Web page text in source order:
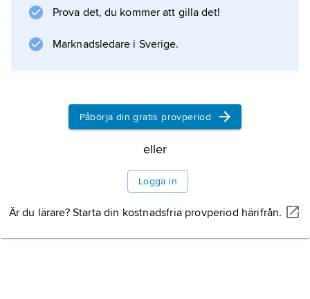
Prova det, du kommer att gilla det!
Marknadsledare i Sverige.
Påbörja din gratis provperiod
eller
Logga in
Är du lärare? Starta din kostnadsfria provperiod härifrån.